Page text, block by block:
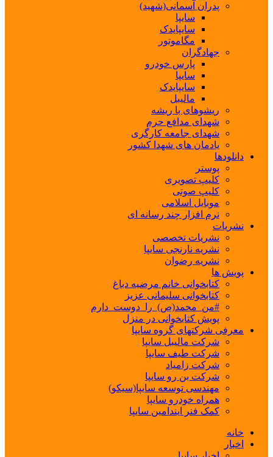
پدران آسمانی(شهید)
سایپا
سایپایدک
مگاموتور
جهادگران
پارس خودرو
سایپا
سایپایدک
مالیبل
ریشوهای با ریشه
شهدای مدافع حرم
شهدای جامعه کارگری
یادمان های شهدا کشور
دانلودها
پوستر
کلیپ تصویری
کلیپ صوتی
موبایل اسلامی
نرم افزار چند رسانه ای
نشریات
نشریات تخصصی
نشریه نارنجی سایپا
نشریه رضوان
پویش ها
کتابخوانی خانم مرضیه دباغ
کتابخوانی سلیمانی عزیز
#من_محمد(ص)_را_دوست_دارم
پویش کتابخوانی در منزل
معرفی شرکتهای گروه سایپا
شرکت مالیبل سایپا
شرکت طیف سایپا
شرکت زامیاد
شرکت بن رو سایپا
مهندسی توسعه سایپا(سیکو)
همراه خودرو سایپا
کمک فنر ایندامین سایپا
خانه
اخبار